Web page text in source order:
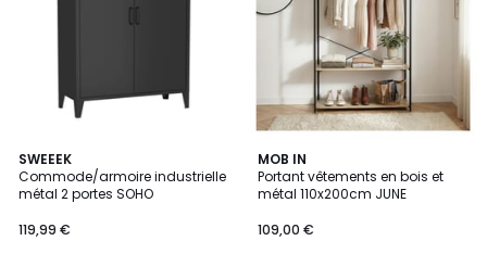
SWEEEK
Commode/armoire industrielle
métal 2 portes SOHO
119,99 €
4
/
5
3
Couleurs
MOB IN
Portant vêtements en bois et
métal 110x200cm JUNE
109,00 €
5
/
5
2
Couleurs